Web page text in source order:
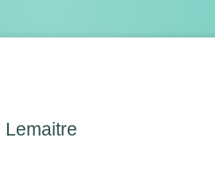
Lemaitre